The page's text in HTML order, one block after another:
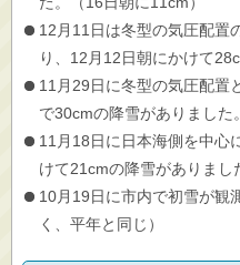
12月11日は冬型の気圧配置
り、12月12日朝にかけて
11月29日に冬型の気圧配置
で30cmの降雪がありました。
11月18日に日本海側を中心
けて21cmの降雪がありまし
10月19日に市内で初雪が観
く、平年と同じ）